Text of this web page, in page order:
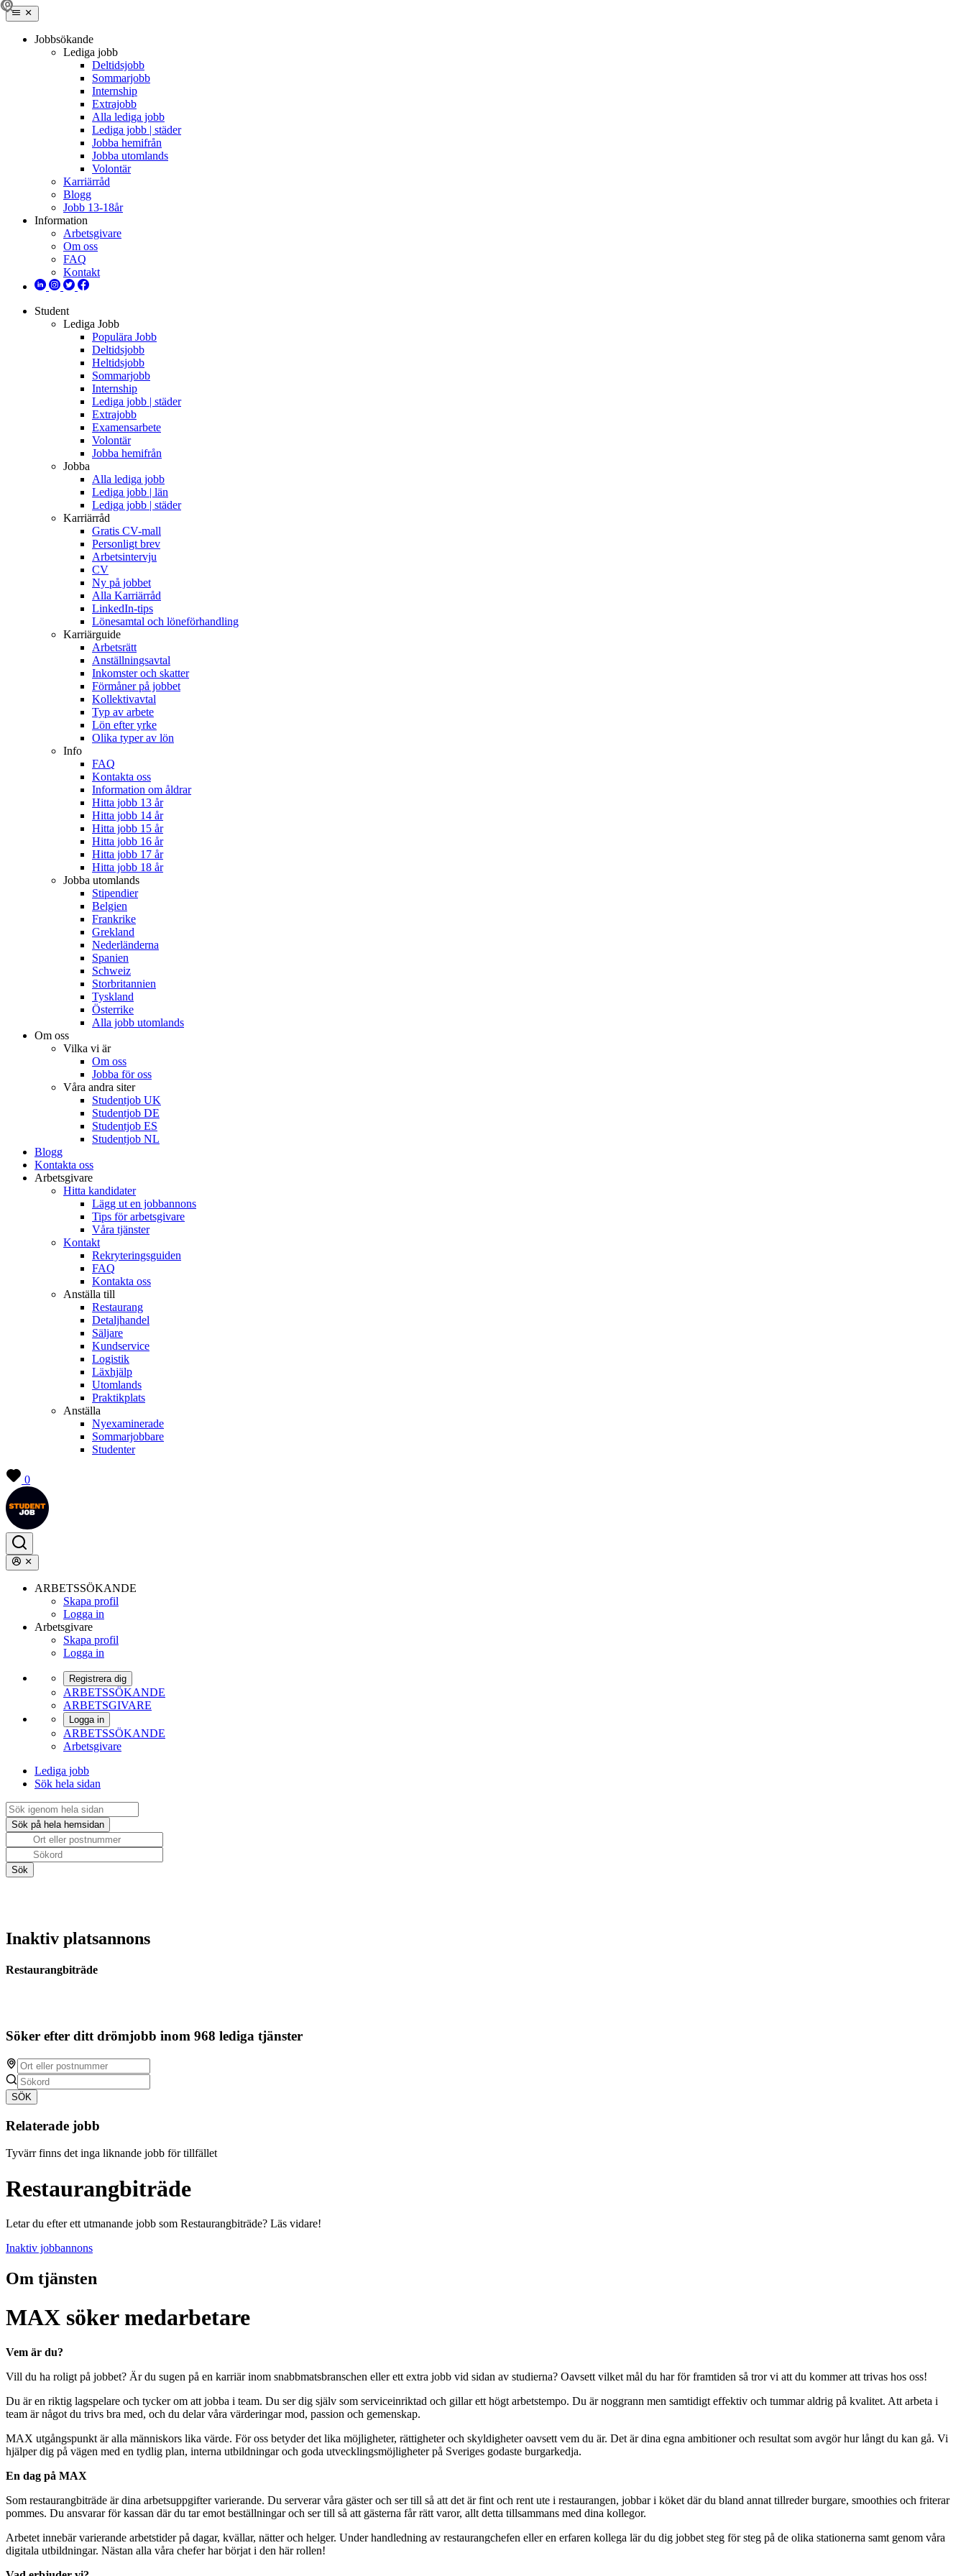
Jobbsökande
Lediga jobb
Deltidsjobb
Sommarjobb
Internship
Extrajobb
Alla lediga jobb
Lediga jobb | städer
Jobba hemifrån
Jobba utomlands
Volontär
Karriärråd
Blogg
Jobb 13-18år
Information
Arbetsgivare
Om oss
FAQ
Kontakt
Student
Lediga Jobb
Populära Jobb
Deltidsjobb
Heltidsjobb
Sommarjobb
Internship
Lediga jobb | städer
Extrajobb
Examensarbete
Volontär
Jobba hemifrån
Jobba
Alla lediga jobb
Lediga jobb | län
Lediga jobb | städer
Karriärråd
Gratis CV-mall
Personligt brev
Arbetsintervju
CV
Ny på jobbet
Alla Karriärråd
LinkedIn-tips
Lönesamtal och löneförhandling
Karriärguide
Arbetsrätt
Anställningsavtal
Inkomster och skatter
Förmåner på jobbet
Kollektivavtal
Typ av arbete
Lön efter yrke
Olika typer av lön
Info
FAQ
Kontakta oss
Information om åldrar
Hitta jobb 13 år
Hitta jobb 14 år
Hitta jobb 15 år
Hitta jobb 16 år
Hitta jobb 17 år
Hitta jobb 18 år
Jobba utomlands
Stipendier
Belgien
Frankrike
Grekland
Nederländerna
Spanien
Schweiz
Storbritannien
Tyskland
Österrike
Alla jobb utomlands
Om oss
Vilka vi är
Om oss
Jobba för oss
Våra andra siter
Studentjob UK
Studentjob DE
Studentjob ES
Studentjob NL
Blogg
Kontakta oss
Arbetsgivare
Hitta kandidater
Lägg ut en jobbannons
Tips för arbetsgivare
Våra tjänster
Kontakt
Rekryteringsguiden
FAQ
Kontakta oss
Anställa till
Restaurang
Detaljhandel
Säljare
Kundservice
Logistik
Läxhjälp
Utomlands
Praktikplats
Anställa
Nyexaminerade
Sommarjobbare
Studenter
0
ARBETSSÖKANDE
Skapa profil
Logga in
Arbetsgivare
Skapa profil
Logga in
Registrera dig
ARBETSSÖKANDE
ARBETSGIVARE
Logga in
ARBETSSÖKANDE
Arbetsgivare
Lediga jobb
Sök hela sidan
Inaktiv platsannons
Restaurangbiträde
Söker efter ditt drömjobb inom 968 lediga tjänster
SÖK
Relaterade jobb
Tyvärr finns det inga liknande jobb för tillfället
Restaurangbiträde
Letar du efter ett utmanande jobb som Restaurangbiträde? Läs vidare!
Inaktiv jobbannons
Om tjänsten
MAX söker medarbetare
Vem är du?
Vill du ha roligt på jobbet? Är du sugen på en karriär inom snabbmatsbranschen eller ett extra jobb vid sidan av studierna? Oavsett vilket mål du har för framtiden så tror vi att du kommer att trivas hos oss!
Du är en riktig lagspelare och tycker om att jobba i team. Du ser dig själv som serviceinriktad och gillar ett högt arbetstempo. Du är noggrann men samtidigt effektiv och tummar aldrig på kvalitet. Att arbeta i
team är något du trivs bra med, och du delar våra värderingar mod, passion och gemenskap.
MAX utgångspunkt är alla människors lika värde. För oss betyder det lika möjligheter, rättigheter och skyldigheter oavsett vem du är. Det är dina egna ambitioner och resultat som avgör hur långt du kan gå. Vi
hjälper dig på vägen med en tydlig plan, interna utbildningar och goda utvecklingsmöjligheter på Sveriges godaste burgarkedja.
En dag på MAX
Som restaurangbiträde är dina arbetsuppgifter varierande. Du serverar våra gäster och ser till så att det är fint och rent ute i restaurangen, jobbar i köket där du bland annat tillreder burgare, smoothies och friterar
pommes. Du ansvarar för kassan där du tar emot beställningar och ser till så att gästerna får rätt varor, allt detta tillsammans med dina kollegor.
Arbetet innebär varierande arbetstider på dagar, kvällar, nätter och helger. Under handledning av restaurangchefen eller en erfaren kollega lär du dig jobbet steg för steg på de olika stationerna samt genom våra
digitala utbildningar. Nästan alla våra chefer har börjat i den här rollen!